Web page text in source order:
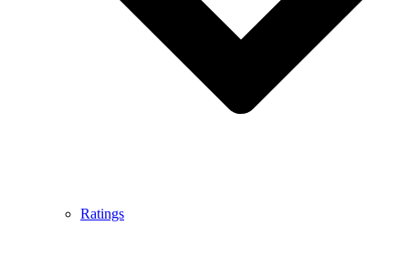
Ratings